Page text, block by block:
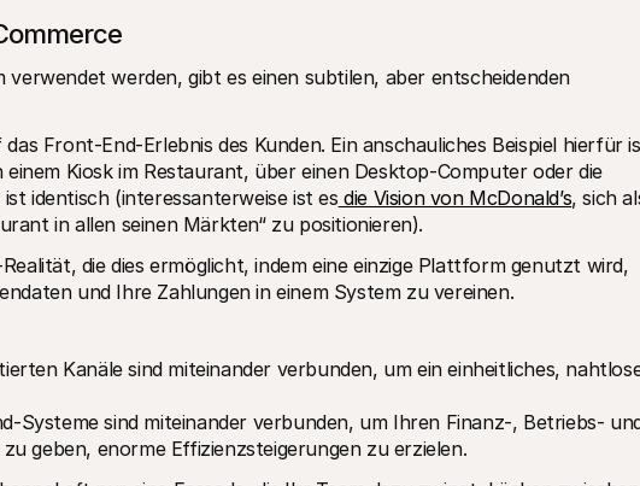
werden, gibt es einen subtilen, aber entscheidenden
Front-End-Erlebnis des Kunden. Ein anschauliches Beispiel hierfür
einem Kiosk im Restaurant, über einen Desktop-Computer oder die
identisch (interessanterweise ist es die Vision von McDonald’s, sich
in allen seinen Märkten“ zu positionieren).
die dies ermöglicht, indem eine einzige Plattform genutzt wird,
und Ihre Zahlungen in einem System zu vereinen.
Kanäle sind miteinander verbunden, um ein einheitliches,
Systeme sind miteinander verbunden, um Ihren Finanz-, Betriebs-
geben, enorme Effizienzsteigerungen zu erzielen.